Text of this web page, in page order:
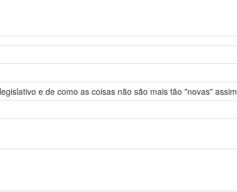
e de como as coisas não são mais tão "novas" assim